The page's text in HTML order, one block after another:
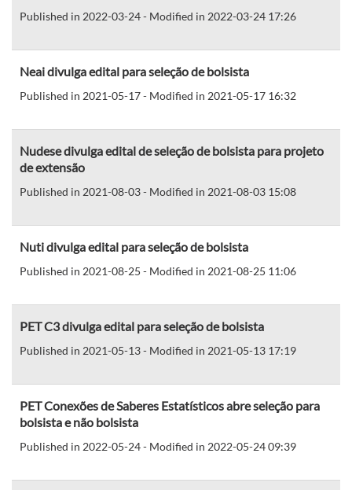
Published in 2022-03-24 - Modified in 2022-03-24 17:26
Neai divulga edital para seleção de bolsista
Published in 2021-05-17 - Modified in 2021-05-17 16:32
Nudese divulga edital de seleção de bolsista para projeto
de extensão
Published in 2021-08-03 - Modified in 2021-08-03 15:08
Nuti divulga edital para seleção de bolsista
Published in 2021-08-25 - Modified in 2021-08-25 11:06
PET C3 divulga edital para seleção de bolsista
Published in 2021-05-13 - Modified in 2021-05-13 17:19
PET Conexões de Saberes Estatísticos abre seleção para
bolsista e não bolsista
Published in 2022-05-24 - Modified in 2022-05-24 09:39